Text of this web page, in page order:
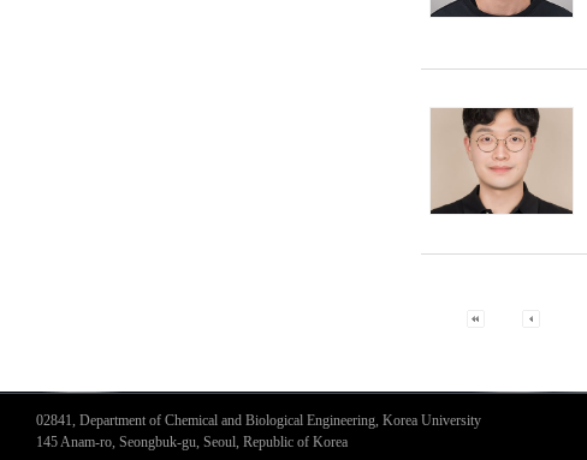
02841, Department of Chemical and Biological Engineering, Korea University
145 Anam-ro, Seongbuk-gu, Seoul, Republic of Korea